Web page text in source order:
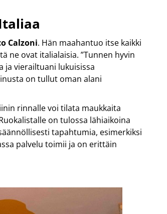
Calzoni. Hän maahantuo itse kaikki
ne ovat italialaisia. ”Tunnen hyvin
ja vierailtuani lukuisissa
on tullut oman alani
rinnalle voi tilata maukkaita
on tulossa lähiaikoina
tapahtumia, esimerkiksi
palvelu toimii ja on erittäin